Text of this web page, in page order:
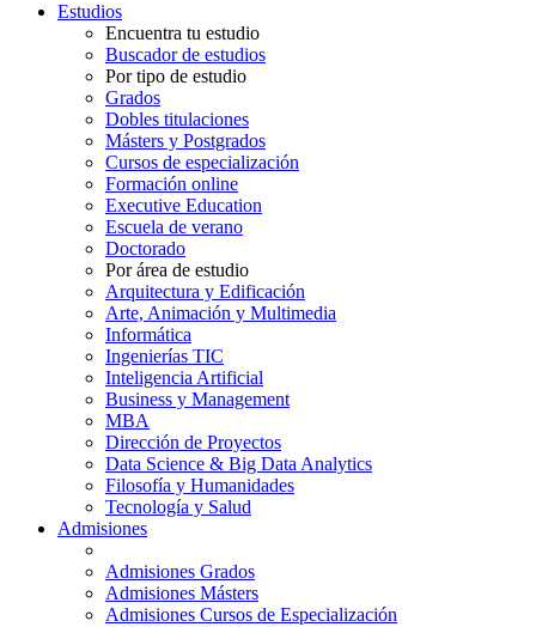
Estudios
Encuentra tu estudio
Buscador de estudios
Por tipo de estudio
Grados
Dobles titulaciones
Másters y Postgrados
Cursos de especialización
Formación online
Executive Education
Escuela de verano
Doctorado
Por área de estudio
Arquitectura y Edificación
Arte, Animación y Multimedia
Informática
Ingenierías TIC
Inteligencia Artificial
Business y Management
MBA
Dirección de Proyectos
Data Science & Big Data Analytics
Filosofía y Humanidades
Tecnología y Salud
Admisiones
Admisiones Grados
Admisiones Másters
Admisiones Cursos de Especialización